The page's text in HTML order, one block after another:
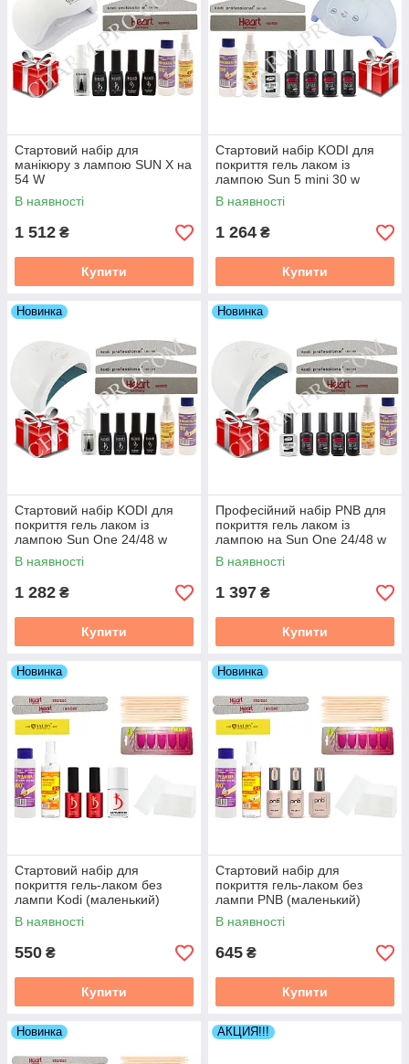
Стартовий набір для
манікюру з лампою SUN Х на
54 W
В наявності
1 512 ₴
Купити
Стартовий набір KODI для
покриття гель лаком із
лампою Sun 5 mini 30 w
В наявності
1 264 ₴
Купити
Новинка
Стартовий набір KODI для
покриття гель лаком із
лампою Sun One 24/48 w
В наявності
1 282 ₴
Купити
Новинка
Професійний набір PNB для
покриття гель лаком із
лампою на Sun One 24/48 w
В наявності
1 397 ₴
Купити
Новинка
Стартовий набір для
покриття гель-лаком без
лампи Kodi (маленький)
В наявності
550 ₴
Купити
Новинка
Стартовий набір для
покриття гель-лаком без
лампи PNB (маленький)
В наявності
645 ₴
Купити
Новинка АКЦИЯ!!!